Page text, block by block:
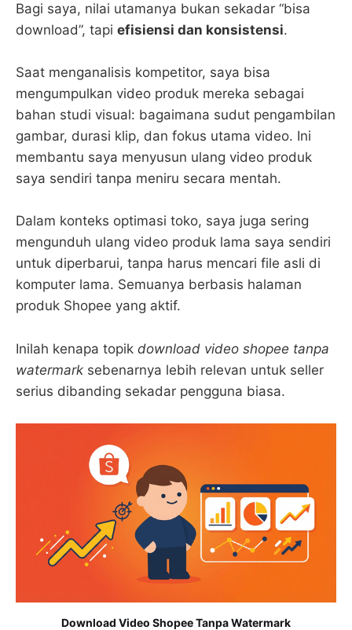
Bagi saya, nilai utamanya bukan sekadar “bisa
download”, tapi efisiensi dan konsistensi.
Saat menganalisis kompetitor, saya bisa
mengumpulkan video produk mereka sebagai
bahan studi visual: bagaimana sudut pengambilan
gambar, durasi klip, dan fokus utama video. Ini
membantu saya menyusun ulang video produk
saya sendiri tanpa meniru secara mentah.
Dalam konteks optimasi toko, saya juga sering
mengunduh ulang video produk lama saya sendiri
untuk diperbarui, tanpa harus mencari file asli di
komputer lama. Semuanya berbasis halaman
produk Shopee yang aktif.
Inilah kenapa topik download video shopee tanpa
watermark sebenarnya lebih relevan untuk seller
serius dibanding sekadar pengguna biasa.
Download Video Shopee Tanpa Watermark